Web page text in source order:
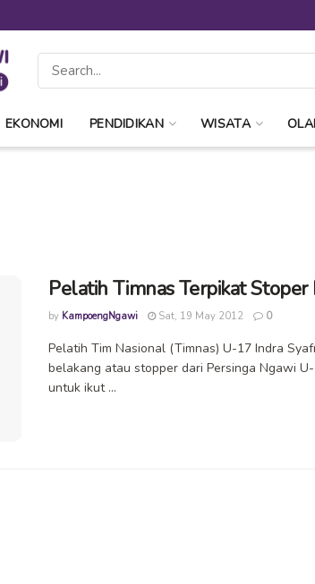
EKONOMI PENDIDIKAN WISATA
Pelatih Timnas Terpikat Stoper
by KampoengNgawi Sat, 19 May 2012 0
Pelatih Tim Nasional (Timnas) U-17 Indra
belakang atau stopper dari Persinga Ngawi
untuk ikut ...